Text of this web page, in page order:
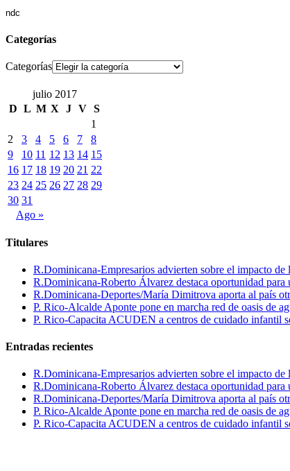
ndc
Categorías
Categorías
julio 2017
D L M X J V S
1
2
3 4 5 6 7
8
9
10 11 12 13 14 15
16 17 18 19 20 21 22
23 24 25 26 27 28 29
30 31
Ago »
Titulares
R.Dominicana-Empresarios advierten sobre el impacto
R.Dominicana-Roberto Álvarez destaca oportunidad
R.Dominicana-Deportes/María Dimitrova aporta al país
P. Rico-Alcalde Aponte pone en marcha red de oasis de
P. Rico-Capacita ACUDEN a centros de cuidado infantil
Entradas recientes
R.Dominicana-Empresarios advierten sobre el impacto
R.Dominicana-Roberto Álvarez destaca oportunidad
R.Dominicana-Deportes/María Dimitrova aporta al país
P. Rico-Alcalde Aponte pone en marcha red de oasis de
P. Rico-Capacita ACUDEN a centros de cuidado infantil